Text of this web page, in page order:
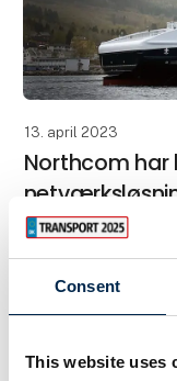
Consent
This website uses
13. april 2023
Northcom
Til Boreal i Norge
netværksløsning til
langs den norske